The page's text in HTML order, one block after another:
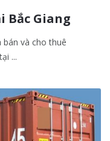
Bắc Giang
bán và cho thuê
...